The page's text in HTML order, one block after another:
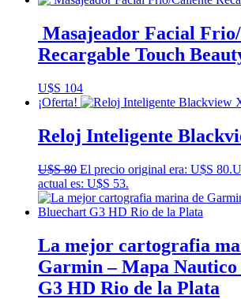
Masajeador Facial
Recargable Touch
U$S 104
¡Oferta!
Reloj Inteligente
U$S80 El precio original era: U$S 80.
actual es: U$S 53.
La mejor cartografia
Garmin – Mapa
G3 HD Rio de la Plata